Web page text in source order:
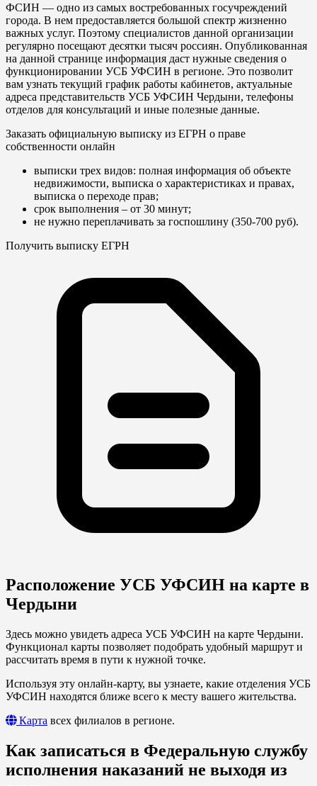
ФСИН — одно из самых востребованных госучреждений
города. В нем предоставляется большой спектр жизненно
важных услуг. Поэтому специалистов данной организации
регулярно посещают десятки тысяч россиян. Опубликованная
на данной странице информация даст нужные сведения о
функционировании УСБ УФСИН в регионе. Это позволит
вам узнать текущий график работы кабинетов, актуальные
адреса представительств УСБ УФСИН Чердыни, телефоны
отделов для консультаций и иные полезные данные.
Заказать официальную выписку из ЕГРН о праве
собственности онлайн
выписки трех видов: полная информация об объекте
недвижимости, выписка о характеристиках и правах,
выписка о переходе прав;
срок выполнения – от 30 минут;
не нужно переплачивать за госпошлину (350-700 руб).
Получить выписку ЕГРН
Расположение УСБ УФСИН на карте в
Чердыни
Здесь можно увидеть адреса УСБ УФСИН на карте Чердыни.
Функционал карты позволяет подобрать удобный маршрут и
рассчитать время в пути к нужной точке.
Используя эту онлайн-карту, вы узнаете, какие отделения УСБ
УФСИН находятся ближе всего к месту вашего жительства.
Карта всех филиалов в регионе.
Как записаться в Федеральную службу
исполнения наказаний не выходя из